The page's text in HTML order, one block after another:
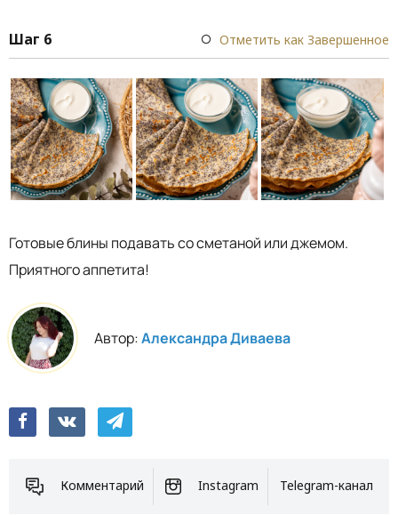
Шаг 6 Отметить как Завершенное
Готовые блины подавать со сметаной или джемом.
Приятного аппетита!
Автор:Александра Диваева
Комментарий Instagram Telegram-канал